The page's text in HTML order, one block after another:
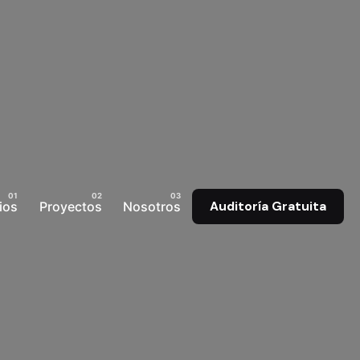
Proyectos Nosotros Auditoría Gratuita